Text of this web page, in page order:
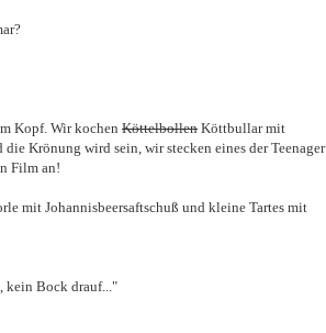
Kopf. Wir kochen Köttelbollen Köttbullar mit
Krönung wird sein, wir stecken eines der Teenager
Film an!
mit Johannisbeersaftschuß und kleine Tartes mit
kein Bock drauf..."